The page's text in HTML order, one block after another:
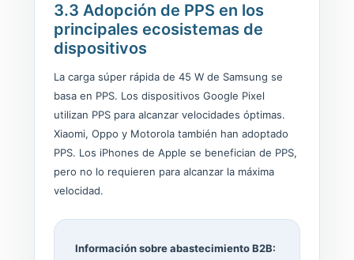
3.3 Adopción de PPS en los
principales ecosistemas de
dispositivos
La carga súper rápida de 45 W de Samsung se
basa en PPS. Los dispositivos Google Pixel
utilizan PPS para alcanzar velocidades óptimas.
Xiaomi, Oppo y Motorola también han adoptado
PPS. Los iPhones de Apple se benefician de PPS,
pero no lo requieren para alcanzar la máxima
velocidad.
Información sobre abastecimiento B2B: